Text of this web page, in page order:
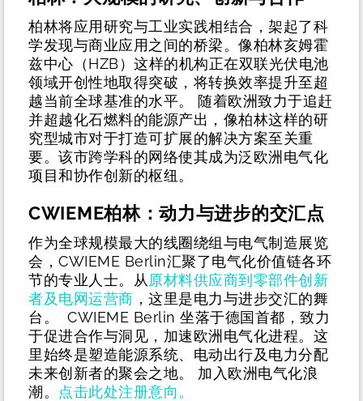
柏林将应用研究与工业实践相结合，架起了科
学发现与商业应用之间的桥梁。像柏林亥姆霍
兹中心（HZB）这样的机构正在双联光伏电池
领域开创性地取得突破，将转换效率提升至超
越当前全球基准的水平。
随着欧洲致力于追赶
并超越化石燃料的能源产出，像柏林这样的研
究型城市对于打造可扩展的解决方案至关重
要。该市跨学科的网络使其成为泛欧洲电气化
项目和协作创新的枢纽。
CWIEME柏林：动力与进步的交汇点
作为全球规模最大的线圈绕组与电气制造展览
会，CWIEME Berlin汇聚了电气化价值链各环
节的专业人士。从原材料供应商到零部件创新
者及电网运营商 ，这里是电力与进步交汇的舞
台。
CWIEME Berlin 坐落于德国首都，致力
于促进合作与洞见，加速欧洲电气化进程。这
里始终是塑造能源系统、电动出行及电力分配
未来创新者的聚会之地。
加入欧洲电气化浪
潮。 点击此处注册意向。